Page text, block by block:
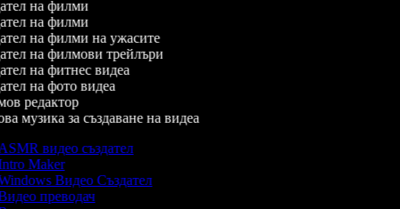
на филми
на филми
на филми на ужасите
на филмови трейлъри
на фитнес видеа
на фото видеа
редактор
музика за създаване на видеа
видео създател
Maker
Видео Създател
преводач